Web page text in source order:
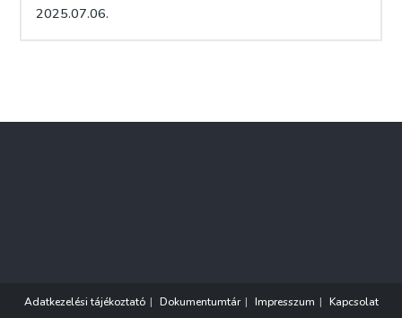
2025.07.06.
Adatkezelési tájékoztató Dokumentumtár Impresszum Kapcsolat